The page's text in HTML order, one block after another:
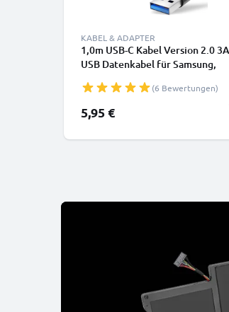
KABEL & ADAPTER
1,0m USB-C Kabel Version 2.0
USB Datenkabel für Samsung,
Canon, Panasonic Lumix, Sony,
GoPro uvm PVC schwarz
(6 Bewertungen)
5,95 €